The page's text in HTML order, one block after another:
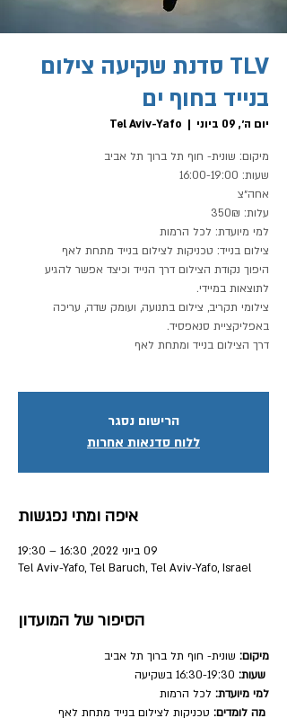
TLV סדנת שקיעה צילום
בנייד בחוף ים
יום ה׳, 09 ביוני
  |
Tel Aviv-Yafo
היפוך נקודת הצילום דרך הנייד וכיצד אפשר להגיע
צילומי תקריב , צילום בתנועה , ועומק שדה, עריכה
הרישום נסגר
ללוח סדנאות אחרות
איפה ומתי נפגשות
09 ביוני 2022, 16:30 – 19:30
Tel Aviv-Yafo, Tel Baruch, Tel Aviv-Yafo, Israel
הסיפור של המועדון
מיקום: שונית- חוף תל ברוך תל אביב
שעות:
למי מיועדת: לכל הרמות
מה לומדים: טכניקות לצילום בנייד מתחת לאף